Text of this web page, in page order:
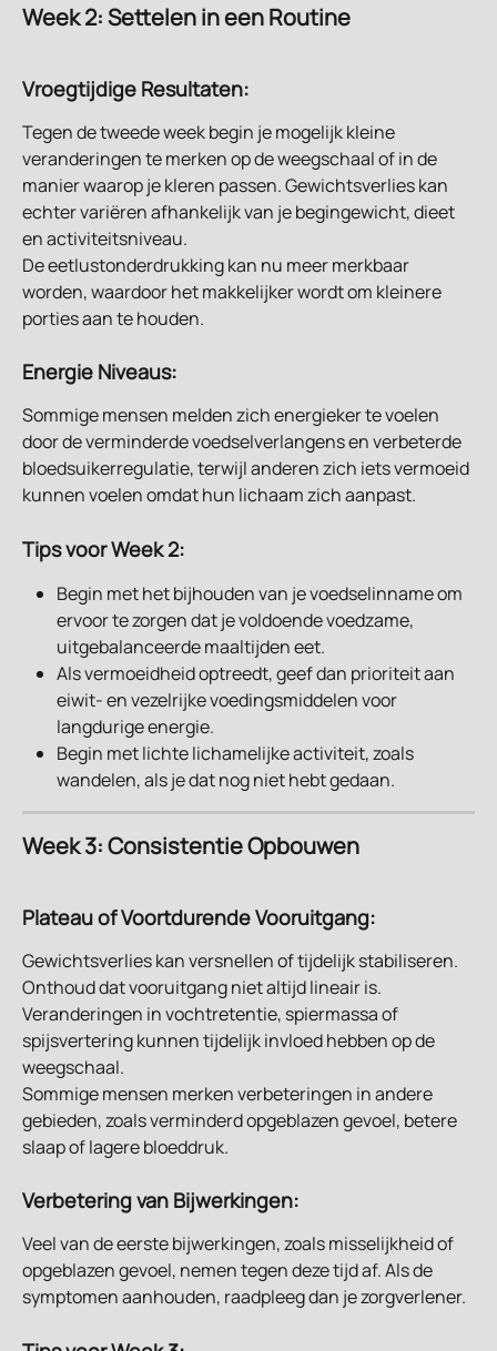
Week 2: Settelen in een Routine
Vroegtijdige Resultaten:
Tegen de tweede week begin je mogelijk kleine
veranderingen te merken op de weegschaal of in de
manier waarop je kleren passen. Gewichtsverlies kan
echter variëren afhankelijk van je begingewicht, dieet
en activiteitsniveau.
De eetlustonderdrukking kan nu meer merkbaar
worden, waardoor het makkelijker wordt om kleinere
porties aan te houden.
Energie Niveaus:
Sommige mensen melden zich energieker te voelen
door de verminderde voedselverlangens en verbeterde
bloedsuikerregulatie, terwijl anderen zich iets vermoeid
kunnen voelen omdat hun lichaam zich aanpast.
Tips voor Week 2:
Begin met het bijhouden van je voedselinname om
ervoor te zorgen dat je voldoende voedzame,
uitgebalanceerde maaltijden eet.
Als vermoeidheid optreedt, geef dan prioriteit aan
eiwit- en vezelrijke voedingsmiddelen voor
langdurige energie.
Begin met lichte lichamelijke activiteit, zoals
wandelen, als je dat nog niet hebt gedaan.
Week 3: Consistentie Opbouwen
Plateau of Voortdurende Vooruitgang:
Gewichtsverlies kan versnellen of tijdelijk stabiliseren.
Onthoud dat vooruitgang niet altijd lineair is.
Veranderingen in vochtretentie, spiermassa of
spijsvertering kunnen tijdelijk invloed hebben op de
weegschaal.
Sommige mensen merken verbeteringen in andere
gebieden, zoals verminderd opgeblazen gevoel, betere
slaap of lagere bloeddruk.
Verbetering van Bijwerkingen:
Veel van de eerste bijwerkingen, zoals misselijkheid of
opgeblazen gevoel, nemen tegen deze tijd af. Als de
symptomen aanhouden, raadpleeg dan je zorgverlener.